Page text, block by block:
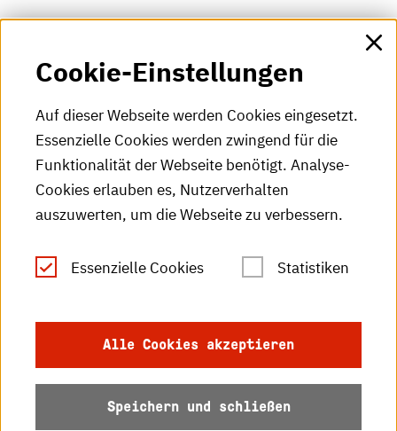
Karlsruhe
Postfach 2440
76012 Karlsruhe
Cookie-Einstellungen
Auf dieser Webseite werden Cookies eingesetzt.
Essenzielle Cookies werden zwingend für die
Funktionalität der Webseite benötigt. Analyse-
Cookies erlauben es, Nutzerverhalten
auszuwerten, um die Webseite zu verbessern.
Essenzielle Cookies Statistiken
Alle Cookies akzeptieren
Speichern und schließen